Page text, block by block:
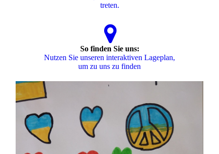
treten.
So finden Sie uns:
Nutzen Sie unseren interaktiven La­ge­plan,
um zu uns zu finden